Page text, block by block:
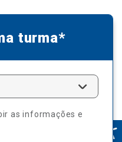
turma*
as informações e